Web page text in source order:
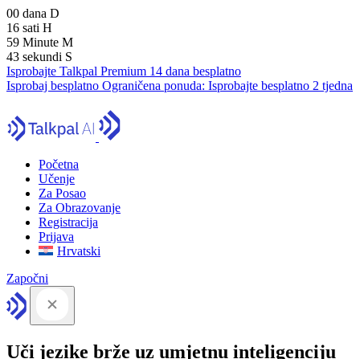
00 dana D
16 sati H
59 Minute M
41 sekundi S
Isprobajte Talkpal Premium 14 dana besplatno
Isprobaj besplatno Ograničena ponuda: Isprobajte besplatno 2 tjedna
Početna
Učenje
Za Posao
Za Obrazovanje
Registracija
Prijava
Hrvatski
Započni
Uči jezike brže uz umjetnu inteligenciju